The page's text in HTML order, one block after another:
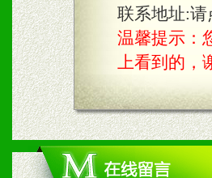
3、根据地方
具。
四、市场操作
1、根据区域
联系地址:请
温馨提示：
上看到的，